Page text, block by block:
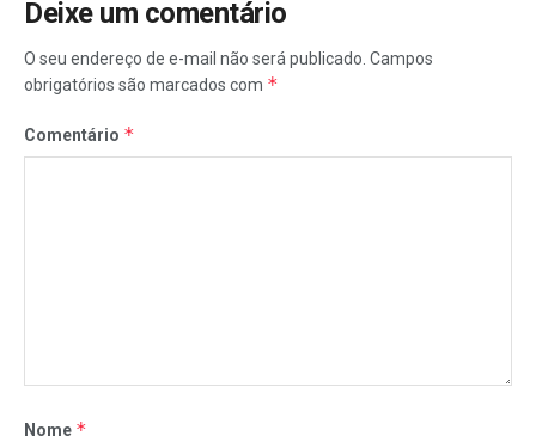
Deixe um comentário
O seu endereço de e-mail não será publicado. Campos
obrigatórios são marcados com *
Comentário *
Nome *